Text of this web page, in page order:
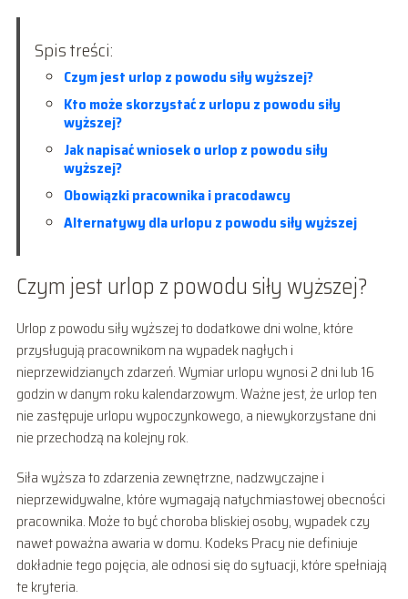
Spis treści:
Czym jest urlop z powodu siły wyższej?
Kto może skorzystać z urlopu z powodu siły
wyższej?
Jak napisać wniosek o urlop z powodu siły
wyższej?
Obowiązki pracownika i pracodawcy
Alternatywy dla urlopu z powodu siły wyższej
Czym jest urlop z powodu siły wyższej?
Urlop z powodu siły wyższej to dodatkowe dni wolne, które
przysługują pracownikom na wypadek nagłych i
nieprzewidzianych zdarzeń. Wymiar urlopu wynosi 2 dni lub 16
godzin w danym roku kalendarzowym. Ważne jest, że urlop ten
nie zastępuje urlopu wypoczynkowego, a niewykorzystane dni
nie przechodzą na kolejny rok.
Siła wyższa to zdarzenia zewnętrzne, nadzwyczajne i
nieprzewidywalne, które wymagają natychmiastowej obecności
pracownika. Może to być choroba bliskiej osoby, wypadek czy
nawet poważna awaria w domu. Kodeks Pracy nie definiuje
dokładnie tego pojęcia, ale odnosi się do sytuacji, które spełniają
te kryteria.